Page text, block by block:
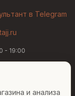
в Telegram
- 19:00
и анализа